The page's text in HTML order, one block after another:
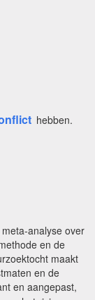
hebben.
analyse over
en de
maakt
en de
en aangepast,